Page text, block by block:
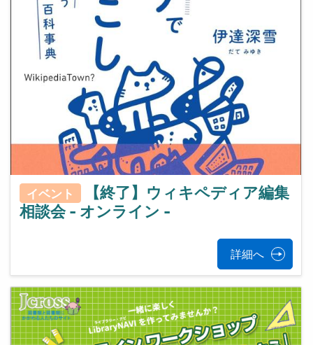
イベント
【終了】ウィキペディア編集
相談会 - オンライン -
詳細へ